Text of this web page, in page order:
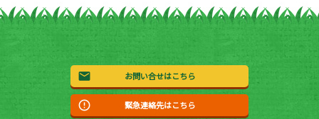
お問い合せはこちら
緊急連絡先はこちら